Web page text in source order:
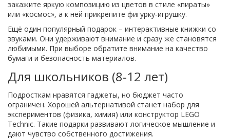
закажите яркую композицию из цветов в стиле «пираты»
или «космос», а к ней прикрепите фигурку‑игрушку.
Ещё один популярный подарок – интерактивные книжки со
звуками. Они удерживают внимание и сразу же становятся
любимыми. При выборе обратите внимание на качество
бумаги и безопасность материалов.
Для школьников (8‑12 лет)
Подросткам нравятся гаджеты, но бюджет часто
ограничен. Хорошей альтернативой станет набор для
экспериментов (физика, химия) или конструктор LEGO
Technic. Такие подарки развивают логическое мышление и
дают чувство собственного достижения.